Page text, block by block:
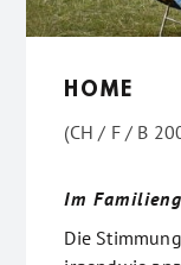
HOME
(CH / F / B
Im
Die